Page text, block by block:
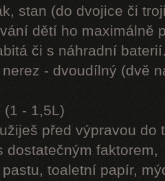
stan (do dvojice či
dětí ho maximálně
či s náhradní
- dvoudílný (dvě
(1 - 1,5L)
před výpravou do
dostatečným faktorem,
toaletní papír,